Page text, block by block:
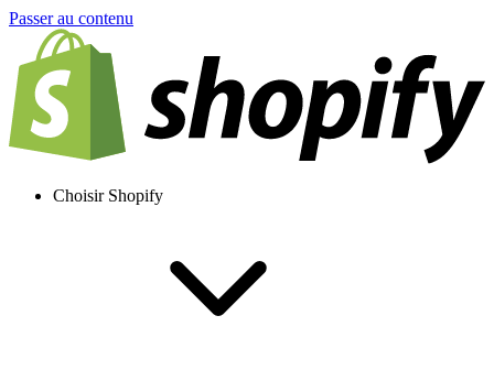
Passer au contenu
Choisir Shopify